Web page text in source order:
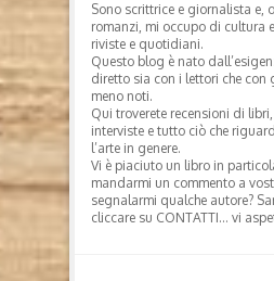
Sono scrittrice e giornalista e,
romanzi, mi occupo di cultura
riviste e quotidiani.
Questo blog è nato
diretto sia con i lettori che con
meno noti.
Qui troverete recensioni di
interviste e tutto ciò che
l’arte in genere.
Vi è piaciuto un libro in
mandarmi un commento a
segnalarmi qualche autore?
cliccare su CONTATTI… vi